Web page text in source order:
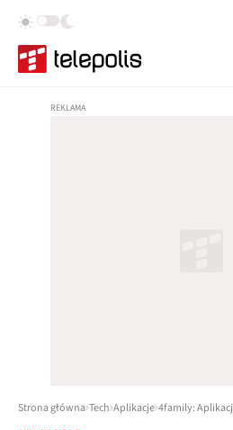
Strona główna Tech Aplikacje